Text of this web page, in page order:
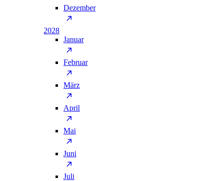
Dezember
2028
Januar
Februar
März
April
Mai
Juni
Juli